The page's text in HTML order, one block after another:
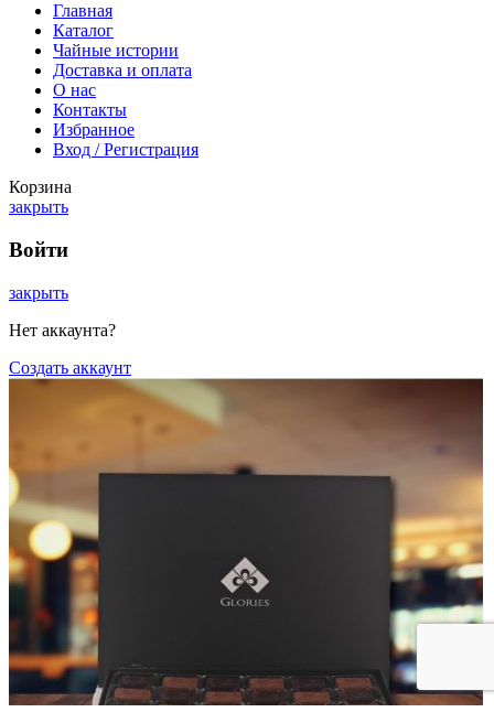
Главная
Каталог
Чайные истории
Доставка и оплата
О нас
Контакты
Избранное
Вход / Регистрация
Корзина
закрыть
Войти
закрыть
Нет аккаунта?
Создать аккаунт